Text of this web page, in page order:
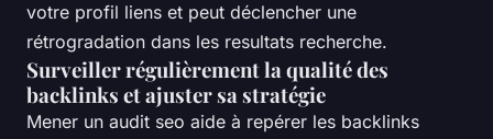
votre profil liens et peut déclencher une
rétrogradation dans les resultats recherche.
Surveiller régulièrement la qualité des
backlinks et ajuster sa stratégie
Mener un audit seo aide à repérer les backlinks